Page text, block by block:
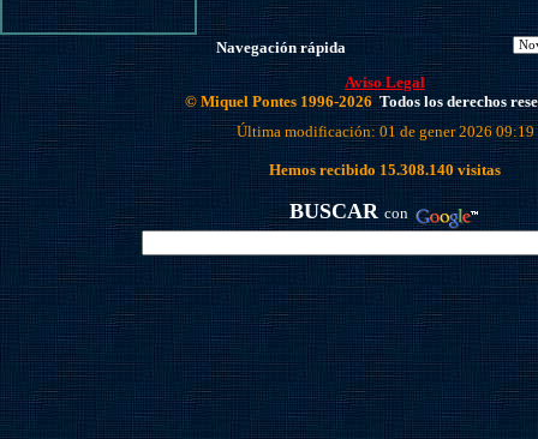
Navegación rápida
Aviso Legal
© Miquel Pontes 1996-2026 Todos los derechos
Última modificación: 01 de gener 2026 09:19
Hemos recibido 15.308.140 visitas
BUSCAR con